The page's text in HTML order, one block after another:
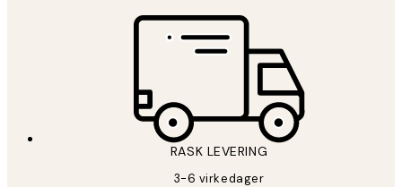
RASK LEVERING
3-6 virkedager